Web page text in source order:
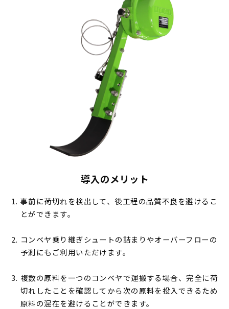
導入のメリット
事前に荷切れを検出して、後工程の品質不良を避けるこ
とができます。
コンベヤ乗り継ぎシュートの詰まりやオーバーフローの
予測にもご利用いただけます。
複数の原料を一つのコンベヤで運搬する場合、完全に荷
切れしたことを確認してから次の原料を投入できるため
原料の混在を避けることができます。